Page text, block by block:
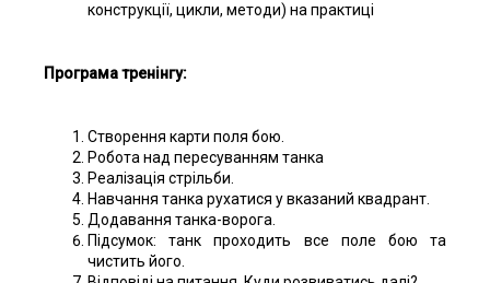
конструкції, цикли, методи) на практиці
Програма тренінгу:
Створення карти поля бою.
Робота над пересуванням танка
Реалізація стрільби.
Навчання танка рухатися у вказаний квадрант.
Додавання танка-ворога.
Підсумок: танк проходить все поле бою та
чистить його.